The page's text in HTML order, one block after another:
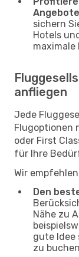
sichern
Hotels
maximale
anfliegen
Jede
Flugoptionen
oder First
für Ihre
Wir
Den
Nähe zu
gute Idee
zu